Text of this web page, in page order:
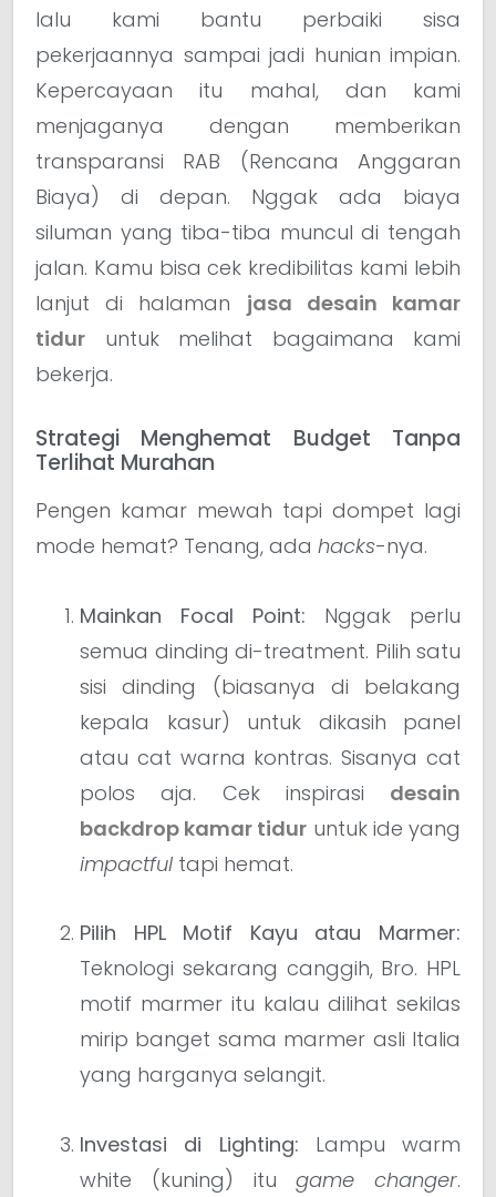
lalu kami bantu perbaiki sisa
pekerjaannya sampai jadi hunian impian.
Kepercayaan itu mahal, dan kami
menjaganya dengan memberikan
transparansi RAB (Rencana Anggaran
Biaya) di depan. Nggak ada biaya
siluman yang tiba-tiba muncul di tengah
jalan. Kamu bisa cek kredibilitas kami lebih
lanjut di halaman jasa desain kamar
tidur untuk melihat bagaimana kami
bekerja.
Strategi Menghemat Budget Tanpa
Terlihat Murahan
Pengen kamar mewah tapi dompet lagi
mode hemat? Tenang, ada hacks-nya.
Mainkan Focal Point: Nggak perlu
semua dinding di-treatment. Pilih satu
sisi dinding (biasanya di belakang
kepala kasur) untuk dikasih panel
atau cat warna kontras. Sisanya cat
polos aja. Cek inspirasi desain
backdrop kamar tidur untuk ide yang
impactful tapi hemat.
Pilih HPL Motif Kayu atau Marmer:
Teknologi sekarang canggih, Bro. HPL
motif marmer itu kalau dilihat sekilas
mirip banget sama marmer asli Italia
yang harganya selangit.
Investasi di Lighting: Lampu warm
white (kuning) itugame changer.